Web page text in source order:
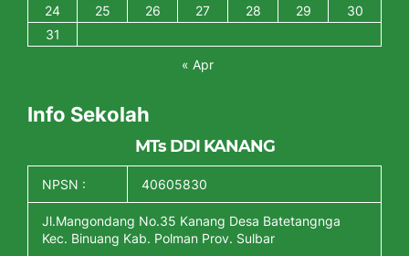
24
25 26 27 28 29
30
31
« Apr
Info Sekolah
MTs DDI KANANG
NPSN : 40605830
Jl.Mangondang No.35 Kanang Desa Batetangnga
Kec. Binuang Kab. Polman Prov. Sulbar